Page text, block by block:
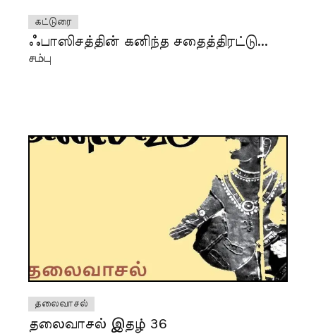
கட்டுரை
ஃபாஸிசத்தின் கனிந்த சதைத்திரட்டு...
சம்பு
தலைவாசல்
தலைவாசல் இதழ் 36